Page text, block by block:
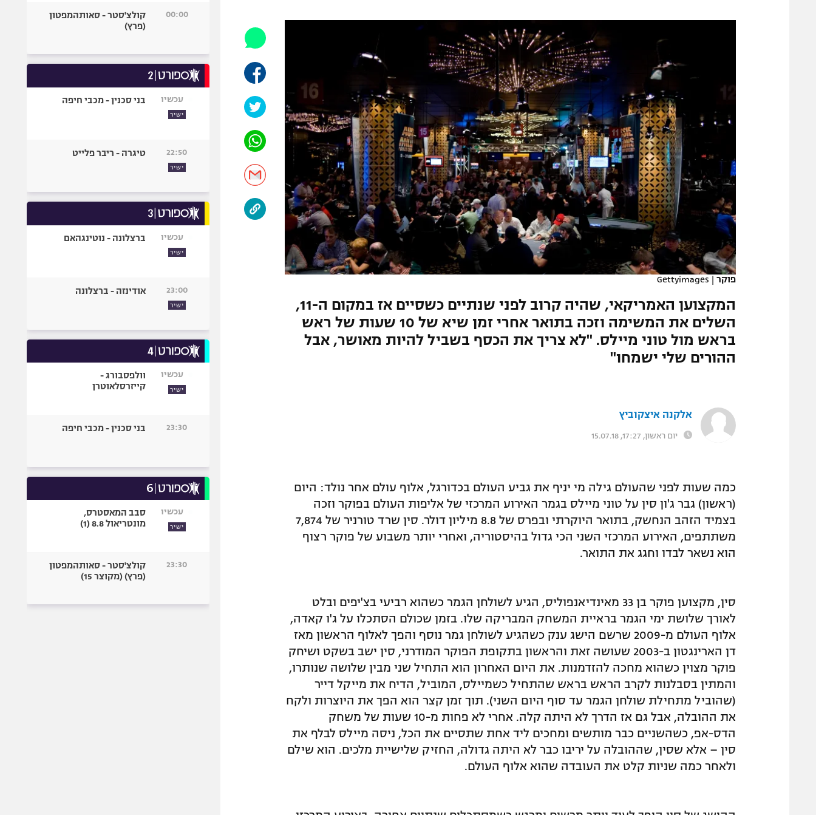
תקנון עבור פעילות אלקטרה
תקנון עבור פעילות ספורט 1 – "מרלן"
טניס
מדיניות פרטיות
תקנון פעילות ספורט 1
רשיון להקרנה פומבית לבית עסק
הצטרפות לחבילת הערוצים
לוח דרושים – ג'ובנט
תגיות
המגזין
הפועל תל אביב
הפועל חיפה
הפועל באר שבע
מכבי נתניה
בני יהודה
ליגה סינית
ליגה ברזילאית
ליגות נוספות
אופניים
כדורמים
פוטבול אמריקאי NFL
פוקר |
Gettyimages
המקצוען האמריקאי, שהיה קרוב לפני שנתיים כשסיים אז במקום ה-11,
השלים את המשימה וזכה בתואר אחרי זמן שיא של 10 שעות של ראש
בראש מול טוני מיילס. "לא צריך את הכסף בשביל להיות מאושר, אבל
ההורים שלי ישמחו"
אלקנה איצקוביץ
יום ראשון, 17:27, 15.07.18
כמה שעות לפני שהעולם גילה מי יניף את גביע העולם בכדורגל, אלוף עולם אחר נולד: היום
(ראשון) גבר ג'ון סין על טוני מיילס בגמר האירוע המרכזי של אליפות העולם בפוקר וזכה
בצמיד הזהב הנחשק, בתואר היוקרתי ובפרס של 8.8 מיליון דולר. סין שרד טורניר של 7,874
משתתפים, האירוע המרכזי השני הכי גדול בהיסטוריה, ואחרי יותר משבוע של פוקר רצוף
הוא נשאר לבדו וחגג את התואר.
סין, מקצוען פוקר בן 33 מאינדיאנפוליס, הגיע לשולחן הגמר כשהוא רביעי בצ'יפים ובלט
לאורך שלושת ימי הגמר בראיית המשחק המבריקה שלו. בזמן שכולם הסתכלו על ג'ו קאדה,
אלוף העולם מ-2009 שרשם הישג ענק כשהגיע לשולחן גמר נוסף והפך לאלוף הראשון מאז
דן הארינגטון ב-2003 שעושה זאת והראשון בתקופת הפוקר המודרני, סין ישב בשקט ושיחק
פוקר מצוין כשהוא מחכה להזדמנות. את היום האחרון הוא התחיל שני מבין שלושה שנותרו,
והמתין בסבלנות לקרב הראש בראש שהתחיל כשמיילס, המוביל, הדיח את מייקל דייר
(שהוביל מתחילת שולחן הגמר עד סוף היום השני). תוך זמן קצר הוא הפך את היוצרות ולקח
את ההובלה, אבל גם אז הדרך לא היתה קלה. אחרי לא פחות מ-10 שעות של משחק
הדס-אפ, כשהשניים כבר מותשים ומחכים ליד אחת שתסיים את הכל, ניסה מיילס לבלף את
סין – אלא שסין, שההובלה על יריבו כבר לא היתה גדולה, החזיק שלישיית מלכים. הוא שילם
ולאחר כמה שניות קלט את העובדה שהוא אלוף העולם.
00:00
קולצ'סטר - סאותהמפטון
(פרץ)
עכשיו
ישיר
בני סכנין - מכבי חיפה
22:50
ישיר
טיגרה - ריבר פלייט
עכשיו
ישיר
ברצלונה - נוטינגהאם
23:00
ישיר
אודינזה - ברצלונה
עכשיו
ישיר
וולפסבורג -
קייזרסלאוטרן
23:30 בני סכנין - מכבי חיפה
עכשיו
ישיר
סבב המאסטרס,
מונטריאול 8.8 (1)
23:30
קולצ'סטר - סאותהמפטון
(פרץ) (מקוצר 15)